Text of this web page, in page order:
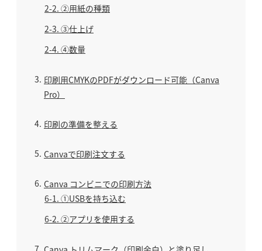
2-2 ②用紙の種類
2-3 ③仕上げ
2-4 ④数量
3 印刷用CMYKのPDFがダウンロード可能（Canva
Pro）
4 印刷の準備を整える
5 Canvaで印刷注文する
6 Canva コンビニでの印刷方法
6-1 ①USBを持ち込む
6-2 ②アプリを使用する